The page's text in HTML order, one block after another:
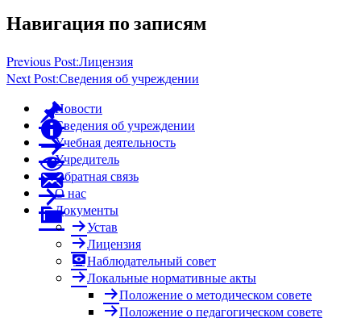
Навигация по записям
Previous Post:Лицензия
Next Post:Сведения об учреждении
Новости
Сведения об учреждении
Учебная деятельность
Учредитель
Обратная связь
О нас
Документы
Устав
Лицензия
Наблюдательный совет
Локальные нормативные акты
Положение о методическом совете
Положение о педагогическом совете